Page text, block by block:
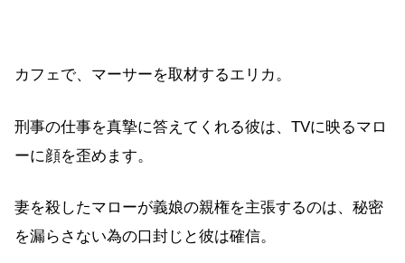
カフェで、マーサーを取材するエリカ。
刑事の仕事を真摯に答えてくれる彼は、TVに映るマロ
ーに顔を歪めます。
妻を殺したマローが義娘の親権を主張するのは、秘密
を漏らさない為の口封じと彼は確信。